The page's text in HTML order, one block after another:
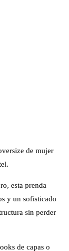
de mujer
esta prenda
y un sofisticado
sin perder
de capas o